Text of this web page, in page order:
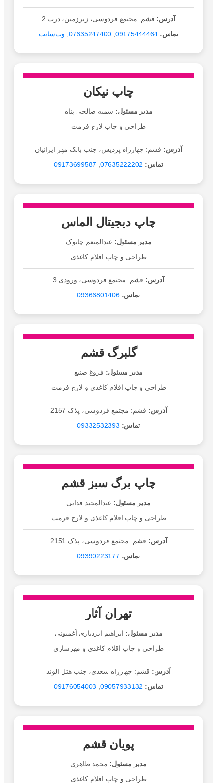
آدرس: قشم: مجتمع فردوسی، زیرزمین، درب 2
تماس: 09175444464
07635247400 وب‌سایت
چاپ نیکان
مدیر مسئول: سمیه صالحی پناه
طراحی و چاپ لارج فرمت
آدرس: قشم: چهارراه پردیس، جنب بانک مهر ایرانیان
تماس: 07635222202
09173699587
چاپ دیجیتال الماس
مدیر مسئول: عبدالمنعم چابوک
طراحی و چاپ اقلام کاغذی
آدرس: قشم: مجتمع فردوسی، ورودی 3
تماس: 09366801406
گلبرگ قشم
مدیر مسئول: فروغ صنیع
طراحی و چاپ اقلام کاغذی و لارج فرمت
آدرس: قشم: مجتمع فردوسی، پلاک 2157
تماس: 09332532393
چاپ برگ سبز قشم
مدیر مسئول: عبدالمجید فدایی
طراحی و چاپ اقلام کاغذی و لارج فرمت
آدرس: قشم: مجتمع فردوسی، پلاک 2151
تماس: 09390223177
تهران آثار
مدیر مسئول: ابراهیم ایزدیاری آغمیونی
طراحی و چاپ اقلام کاغذی و مهرسازی
آدرس: قشم: چهارراه سعدی، جنب هتل الوند
تماس: 09057933132
09176054003
پویان قشم
مدیر مسئول: محمد طاهری
طراحی و چاپ اقلام کاغذی